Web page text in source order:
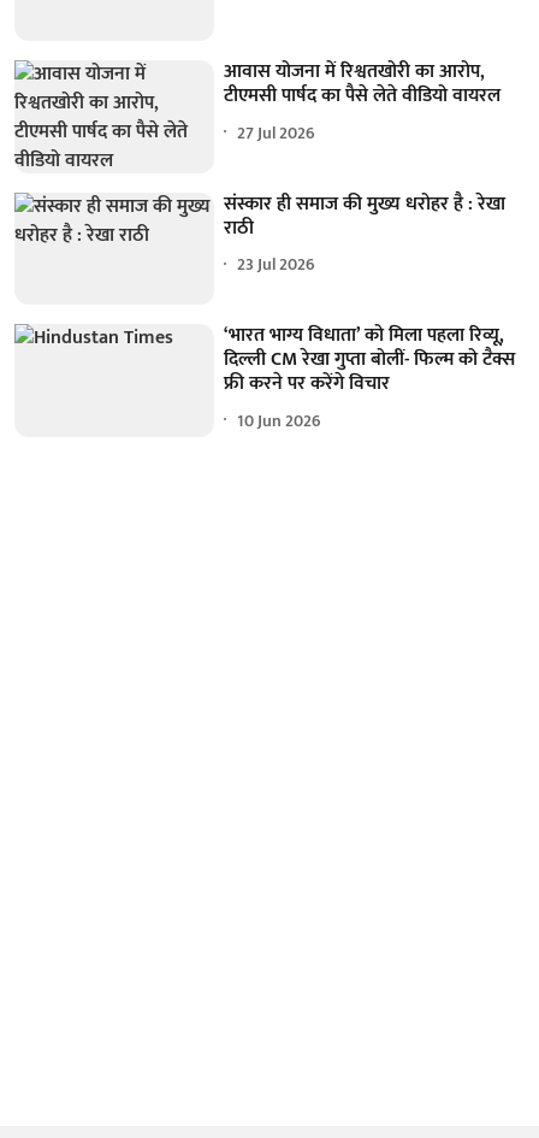
आवास योजना में रिश्वतखोरी का आरोप,
टीएमसी पार्षद का पैसे लेते वीडियो वायरल
27 Jul 2026
संस्कार ही समाज की मुख्य धरोहर है : रेखा
राठी
23 Jul 2026
‘भारत भाग्य विधाता’ को मिला पहला रिव्यू,
दिल्ली CM रेखा गुप्ता बोलीं- फिल्म को टैक्स
फ्री करने पर करेंगे विचार
10 Jun 2026